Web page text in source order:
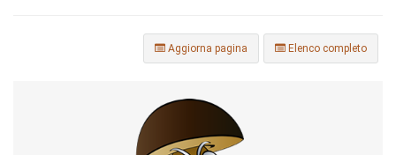
Elenco completo
Aggiorna pagina